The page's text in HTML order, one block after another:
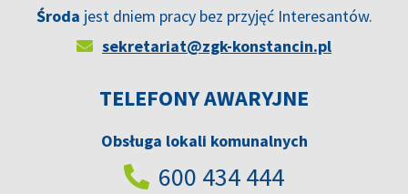
Środa jest dniem pracy bez przyjęć Interesantów.
sekretariat@zgk-konstancin.pl
TELEFONY AWARYJNE
Obsługa lokali komunalnych
600 434 444